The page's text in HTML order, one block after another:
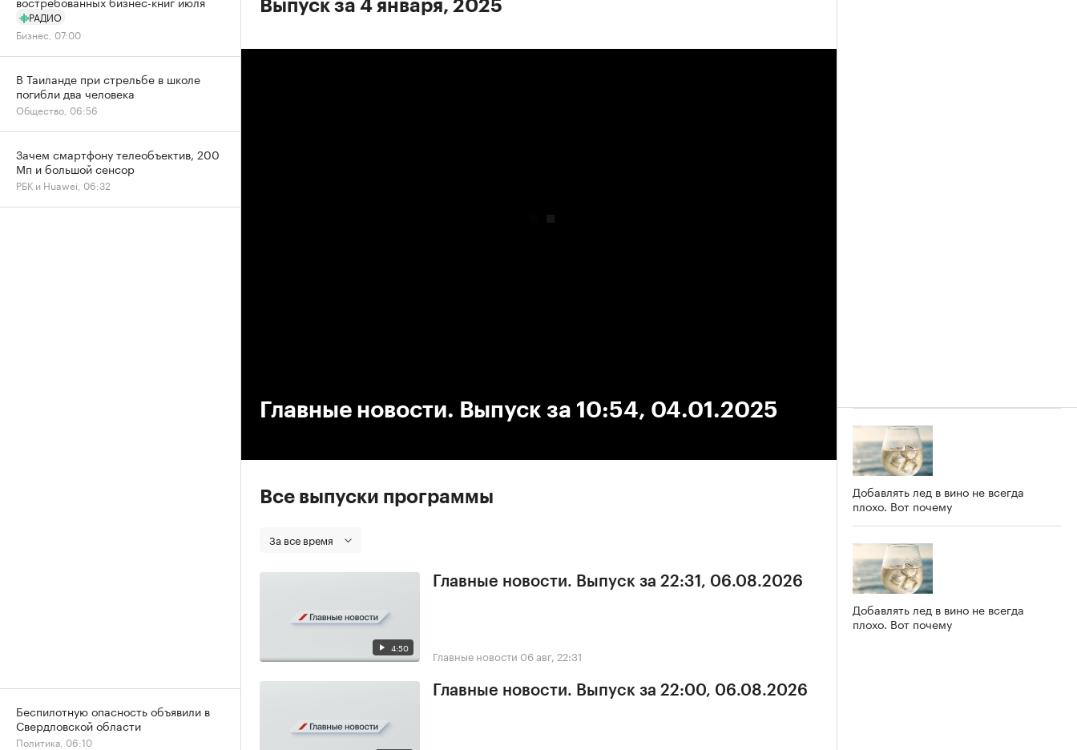
Выпуск за 4 января, 2025
Главные новости. Выпуск за 10:54, 04.01.2025
Все выпуски программы
За все время
4:50
Главные новости. Выпуск за 22:31, 06.08.2026
Главные новости 06 авг, 22:31
Главные новости. Выпуск за 22:00, 06.08.2026
Добавлять лед в вино не всегда
плохо. Вот почему
Добавлять лед в вино не всегда
плохо. Вот почему
РАДИО
Бизнес, 07:00
В Таиланде при стрельбе в школе
погибли два человека
Общество, 06:56
Зачем смартфону телеобъектив, 200
Мп и большой сенсор
РБК и Huawei, 06:32
Беспилотную опасность объявили в
Свердловской области
Политика, 06:10